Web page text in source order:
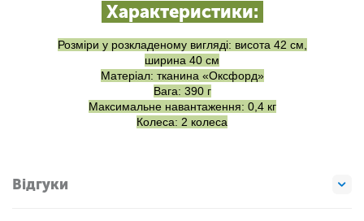
Характеристики:
Розміри у розкладеному вигляді: висота 42 см,
ширина 40 см
Матеріал: тканина «Оксфорд»
Вага: 390 г
Максимальне навантаження: 0,4 кг
Колеса: 2 колеса
Відгуки